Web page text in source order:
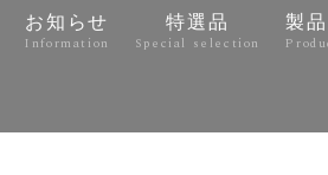
お知らせ
Information
特選品
Special selection
製